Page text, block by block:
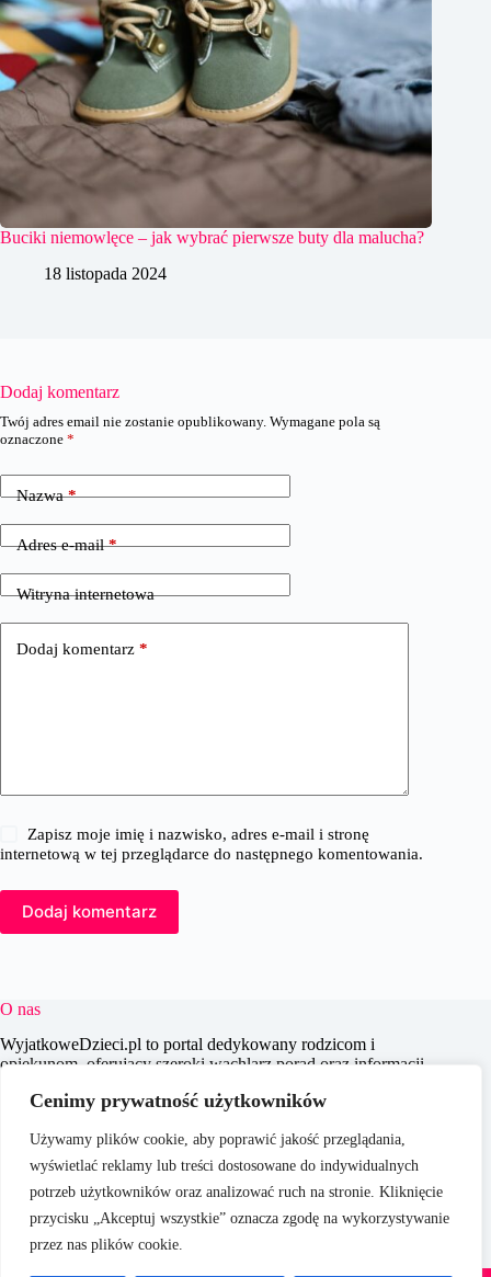
Cenimy prywatność użytkowników
Używamy plików cookie, aby poprawić jakość przeglądania,
wyświetlać reklamy lub treści dostosowane do indywidualnych
potrzeb użytkowników oraz analizować ruch na stronie. Kliknięcie
przycisku „Akceptuj wszystkie” oznacza zgodę na wykorzystywanie
przez nas plików cookie.
Buciki niemowlęce – jak wybrać pierwsze buty dla malucha?
18 listopada 2024
Dodaj komentarz
Twój adres email nie zostanie opublikowany. Wymagane pola są
oznaczone *
Nazwa*
Adres e-mail*
Witryna internetowa
Dodaj komentarz *
Zapisz moje imię i nazwisko, adres e-mail i stronę
internetową w tej przeglądarce do następnego komentowania.
Dodaj komentarz
O nas
WyjatkoweDzieci.pl to portal dedykowany rodzicom i
opiekunom, oferujący szeroki wachlarz porad oraz informacji
celem jest wspieranie dorosłych w codziennych wyzwaniach
praktycznych treści, które pomagają w świadomym i
efektywnym wychowywaniu młodego pokolenia.